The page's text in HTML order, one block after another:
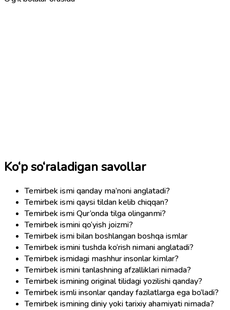
Ko‘p so‘raladigan savollar
Temirbek ismi qanday ma’noni anglatadi?
Temirbek ismi qaysi tildan kelib chiqqan?
Temirbek ismi Qur’onda tilga olinganmi?
Temirbek ismini qo‘yish joizmi?
Temirbek ismi bilan boshlangan boshqa ismlar
Temirbek ismini tushda ko‘rish nimani anglatadi?
Temirbek ismidagi mashhur insonlar kimlar?
Temirbek ismini tanlashning afzalliklari nimada?
Temirbek ismining original tilidagi yozilishi qanday?
Temirbek ismli insonlar qanday fazilatlarga ega bo‘ladi?
Temirbek ismining diniy yoki tarixiy ahamiyati nimada?